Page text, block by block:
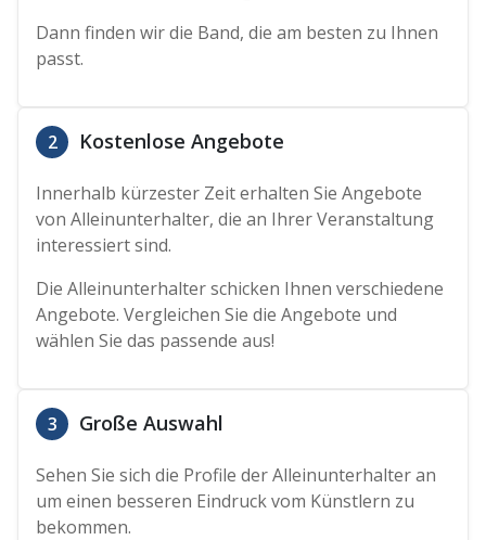
Dann finden wir die Band, die am besten zu Ihnen
passt.
2 Kostenlose Angebote
Innerhalb kürzester Zeit erhalten Sie Angebote
von Alleinunterhalter, die an Ihrer Veranstaltung
interessiert sind.
Die Alleinunterhalter schicken Ihnen verschiedene
Angebote. Vergleichen Sie die Angebote und
wählen Sie das passende aus!
3 Große Auswahl
Sehen Sie sich die Profile der Alleinunterhalter an
um einen besseren Eindruck vom Künstlern zu
bekommen.